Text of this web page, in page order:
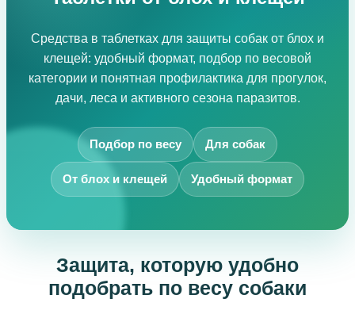
Средства в таблетках для защиты собак от блох и
клещей: удобный формат, подбор по весовой
категории и понятная профилактика для прогулок,
дачи, леса и активного сезона паразитов.
Подбор по весу Для собак
От блох и клещей Удобный формат
Защита, которую удобно
подобрать по весу собаки